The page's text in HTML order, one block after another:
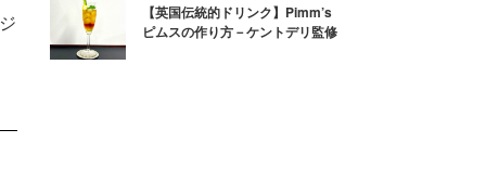
【英国伝統的ドリンク】Pimm’s
ピムスの作り方－ケントデリ監修